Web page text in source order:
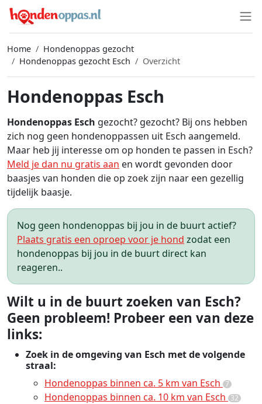
Home
Hondenoppas gezocht
Hondenoppas gezocht Esch
Overzicht
Hondenoppas Esch
Hondenoppas Esch gezocht? gezocht? Bij ons hebben
zich nog geen hondenoppassen uit Esch aangemeld.
Maar heb jij interesse om op honden te passen in Esch?
Meld je dan nu gratis aan en wordt gevonden door
baasjes van honden die op zoek zijn naar een gezellig
tijdelijk baasje.
Nog geen hondenoppas bij jou in de buurt actief?
Plaats gratis een oproep voor je hond zodat een
hondenoppas bij jou in de buurt direct kan
reageren..
Wilt u in de buurt zoeken van Esch?
Geen probleem! Probeer een van deze
links:
Zoek in de omgeving van Esch met de volgende
straal:
Hondenoppas binnen ca. 5 km van Esch 7
Hondenoppas binnen ca. 10 km van Esch 32